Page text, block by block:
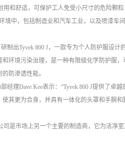
和舒适，可保护工人免受小尺寸的危险颗
境中，包括制造业和汽车工业，以及喷漆
出Tyvek 800 J，一款专为个人防护服设计
环境污染治理，是一种有限级化学防护服
防渗透性能。
理Dave Kee表示：“Tyvek 800 J提供了卓
其更为合身，并具有一体化的头罩和手腕
是市场上另一个主要的制造商，它为洁净